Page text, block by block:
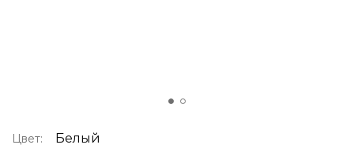
Цвет: Белый